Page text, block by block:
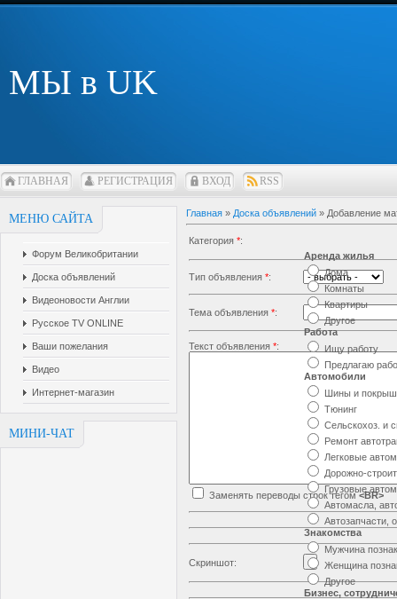
МЫ в UK
ГЛАВНАЯ РЕГИСТРАЦИЯ ВХОД RSS
МЕНЮ САЙТА
Форум Великобритании
Доска объявлений
Видеоновости Англии
Русское TV ONLINE
Ваши пожелания
Видео
Интернет-магазин
МИНИ-ЧАТ
Главная » Доска объявлений » Добавление
Категория *:
Аренда жилья
Дома
Комнаты
Квартиры
Другое
Работа
Ищу работу
Предлагаю
Автомобили
Шины и
Тюнинг
Сельскохоз. и
Ремонт
Легковые
Дорожно-
Грузовые
Автомасла,
Автозапчасти,
Знакомства
Мужчина
Женщина
Другое
Бизнес,
Тип объявления *:
Тема объявления *:
Текст объявления *:
Заменять переводы строк тегом<BR>
Скриншот: